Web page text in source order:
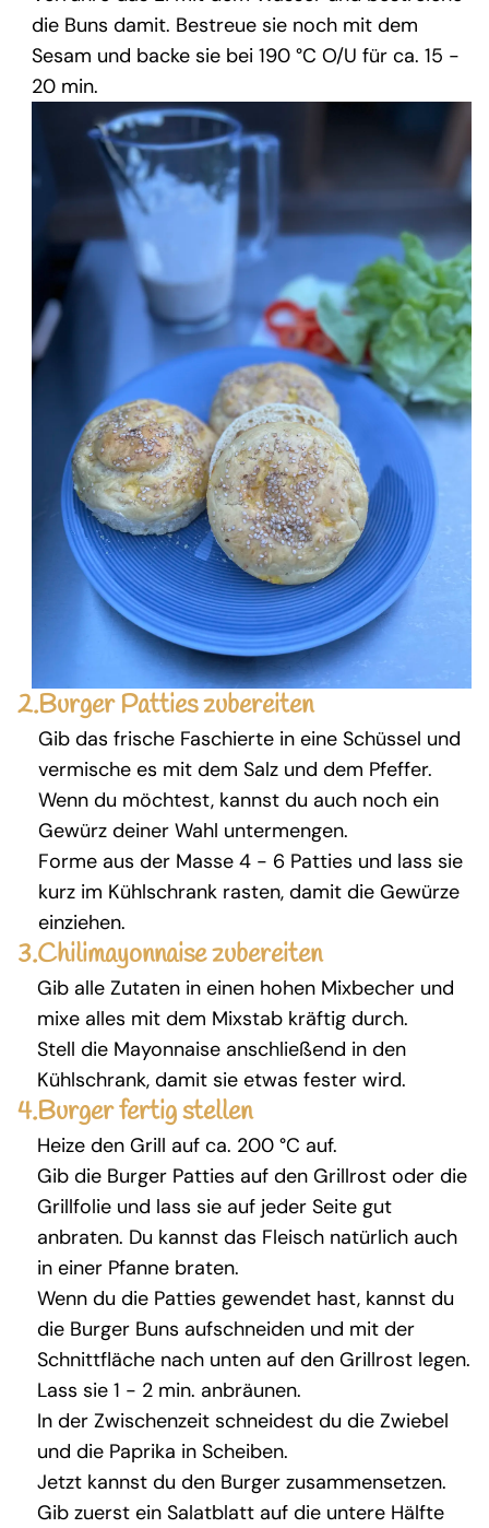
die Buns damit. Bestreue sie noch mit dem
Sesam und backe sie bei 190 °C O/U für ca. 15 -
20 min.
2.Burger Patties zubereiten
Gib das frische Faschierte in eine Schüssel und
vermische es mit dem Salz und dem Pfeffer.
Wenn du möchtest, kannst du auch noch ein
Gewürz deiner Wahl untermengen.
Forme aus der Masse 4 - 6 Patties und lass sie
kurz im Kühlschrank rasten, damit die Gewürze
einziehen.
3.Chilimayonnaise zubereiten
Gib alle Zutaten in einen hohen Mixbecher und
mixe alles mit dem Mixstab kräftig durch.
Stell die Mayonnaise anschließend in den
Kühlschrank, damit sie etwas fester wird.
4.Burger fertig stellen
Heize den Grill auf ca. 200 °C auf.
Gib die Burger Patties auf den Grillrost oder die
Grillfolie und lass sie auf jeder Seite gut
anbraten. Du kannst das Fleisch natürlich auch
in einer Pfanne braten.
Wenn du die Patties gewendet hast, kannst du
die Burger Buns aufschneiden und mit der
Schnittfläche nach unten auf den Grillrost legen.
Lass sie 1 - 2 min. anbräunen.
In der Zwischenzeit schneidest du die Zwiebel
und die Paprika in Scheiben.
Jetzt kannst du den Burger zusammensetzen.
Gib zuerst ein Salatblatt auf die untere Hälfte